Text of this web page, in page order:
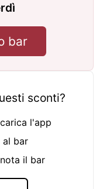
bar
sconti?
l'app
bar
il bar